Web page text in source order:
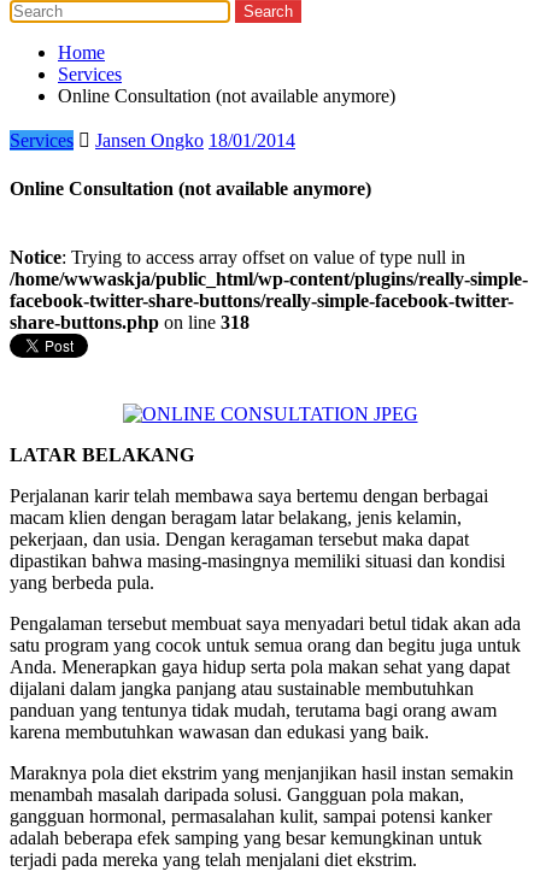
Home
Services
Online Consultation (not available anymore)
Services Jansen Ongko 18/01/2014
Online Consultation (not available anymore)
Notice: Trying to access array offset on value of type null in
/home/wwwaskja/public_html/wp-content/plugins/really-simple-
facebook-twitter-share-buttons/really-simple-facebook-twitter-
share-buttons.php on line 318
LATAR BELAKANG
Perjalanan karir telah membawa saya bertemu dengan berbagai
macam klien dengan beragam latar belakang, jenis kelamin,
pekerjaan, dan usia. Dengan keragaman tersebut maka dapat
dipastikan bahwa masing-masingnya memiliki situasi dan kondisi
yang berbeda pula.
Pengalaman tersebut membuat saya menyadari betul tidak akan ada
satu program yang cocok untuk semua orang dan begitu juga untuk
Anda. Menerapkan gaya hidup serta pola makan sehat yang dapat
dijalani dalam jangka panjang atau sustainable membutuhkan
panduan yang tentunya tidak mudah, terutama bagi orang awam
karena membutuhkan wawasan dan edukasi yang baik.
Maraknya pola diet ekstrim yang menjanjikan hasil instan semakin
menambah masalah daripada solusi. Gangguan pola makan,
gangguan hormonal, permasalahan kulit, sampai potensi kanker
adalah beberapa efek samping yang besar kemungkinan untuk
terjadi pada mereka yang telah menjalani diet ekstrim.